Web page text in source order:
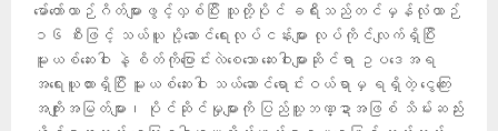
မော်တော်ယာဉ်ဂိတ်များဖွင့်လှစ်ပြီး သူတို့ပိုင် ခရီးသည်တင်မှန်လုံယာဉ်
၁၆ စီးဖြင့် သယ်ယူ ပို့ဆောင်ရေးလုပ်ငန်းများ လုပ်ကိုင်လျက်ရှိပြီး
မူးယစ်ဆေးဝါး နဲ့ စိတ်ကိုပြောင်းလဲစေသော ဆေးဝါးများဆိုင်ရာ ဥပဒေအရ
အရေးယူထားရှိပြီး မူးယစ်ဆေးဝါး သယ်ဆောင်ရောင်းဝယ်ရာမှ ရရှိတဲ့ ငွေကြေး
အကျိုးအမြတ်များ၊ ပိုင်ဆိုင်မှုများကို ပြည်သူ့ဘဏ္ဍာအဖြစ် သိမ်းဆည်း